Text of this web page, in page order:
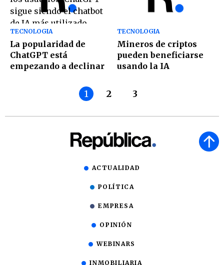
TECNOLOGIA
La popularidad de
ChatGPT está
empezando a declinar
TECNOLOGIA
Mineros de criptos
pueden beneficiarse
usando la IA
1 2 3
ACTUALIDAD
POLÍTICA
EMPRESA
OPINIÓN
WEBINARS
INMOBILIARIA